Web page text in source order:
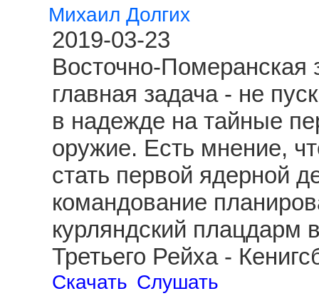
Михаил Долгих
2019-03-23
Восточно-Померанская
главная задача - не
в надежде на тайные
оружие. Есть мнение,
стать первой ядерной
командование
курляндский плацдарм
Третьего Рейха -
Скачать Слушать